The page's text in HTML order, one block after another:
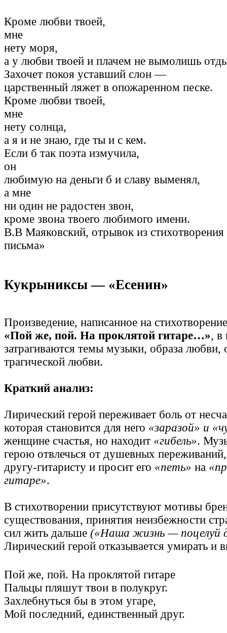
Кроме любви твоей,
мне
нету моря,
а у любви твоей и плачем не вымолишь
Захочет покоя уставший слон —
царственный ляжет в опожаренном песке.
Кроме любви твоей,
мне
нету солнца,
а я и не знаю, где ты и с кем.
Если б так поэта измучила,
он
любимую на деньги б и славу выменял,
а мне
ни один не радостен звон,
кроме звона твоего любимого имени.
В.В Маяковский, отрывок из
письма»
Кукрыниксы — «Есенин»
Произведение, написанное на
«Пой же, пой. На проклятой гитаре…», в
затрагиваются темы музыки, образа любви,
трагической любви.
Краткий анализ:
Лирический герой переживает боль от
которая становится для него «заразой» и
женщине счастья, но находит «гибель».
герою отвлечься от душевных
другу-гитаристу и просит его «петь» на
гитаре».
В стихотворении присутствуют мотивы
существования, принятия неизбежности
сил жить дальше («Наша жизнь — поцелуй
Лирический герой отказывается умирать и
Пой же, пой. На проклятой гитаре
Пальцы пляшут твои в полукруг.
Захлебнуться бы в этом угаре,
Мой последний, единственный друг.